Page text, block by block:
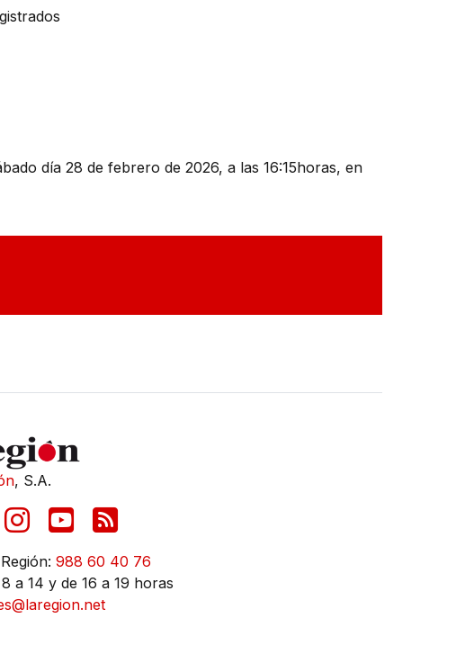
día 28 de febrero de 2026, a las 16:15horas, en
, S.A.
988 60 40 76
a 14 y de 16 a 19 horas